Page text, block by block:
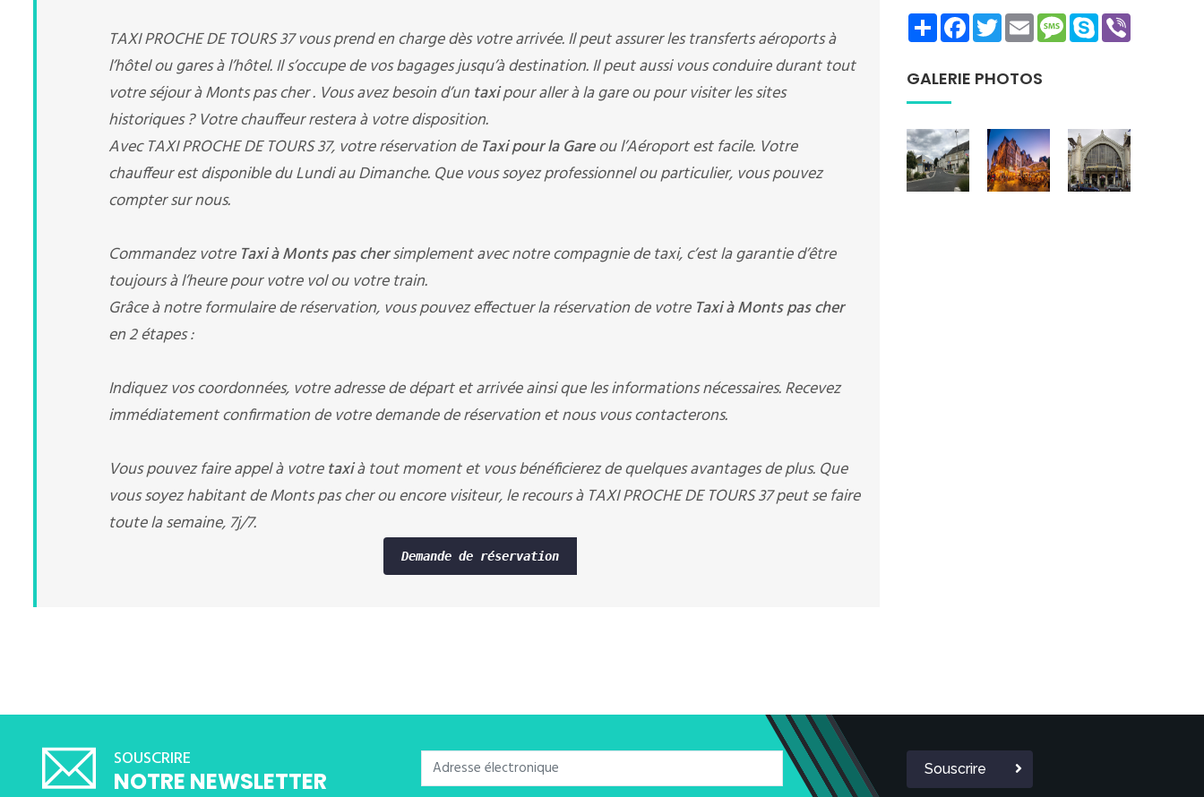
TAXI PROCHE DE TOURS 37 vous prend en charge dès votre arrivée. Il peut assurer les transferts aéroports à
l’hôtel ou gares à l’hôtel. Il s’occupe de vos bagages jusqu’à destination. Il peut aussi vous conduire durant tout
votre séjour à Monts pas cher . Vous avez besoin d’un taxipour aller à la gare ou pour visiter les sites
historiques ? Votre chauffeur restera à votre disposition.
Avec TAXI PROCHE DE TOURS 37, votre réservation de Taxi pour la Gareou l’Aéroport est facile. Votre
chauffeur est disponible du Lundi au Dimanche. Que vous soyez professionnel ou particulier, vous pouvez
compter sur nous.
Commandez votre Taxi à Monts pas chersimplement avec notre compagnie de taxi, c’est la garantie d’être
toujours à l’heure pour votre vol ou votre train.
Grâce à notre formulaire de réservation, vous pouvez effectuer la réservation de votre Taxi à Monts pas cher
en 2 étapes :
Indiquez vos coordonnées, votre adresse de départ et arrivée ainsi que les informations nécessaires. Recevez
immédiatement confirmation de votre demande de réservation et nous vous contacterons.
Vous pouvez faire appel à votretaxià tout moment et vous bénéficierez de quelques avantages de plus. Que
vous soyez habitant de Monts pas cher ou encore visiteur, le recours à TAXI PROCHE DE TOURS 37 peut se faire
toute la semaine, 7j/7.
Demande de réservation
ShareFacebookTwitterEmailMessage
Skype
GALERIE PHOTOS
SOUSCRIRE
NOTRE NEWSLETTER Souscrire